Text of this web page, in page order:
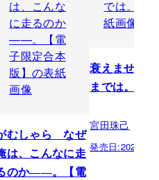
むしゃら なぜ
は、こんなに走
のか——。【電
衰えません
までは。
宮田珠己
発売日: